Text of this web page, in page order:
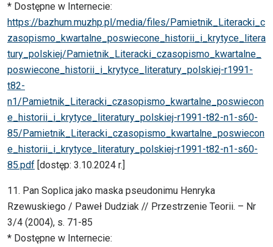
* Dostępne w Internecie:
https://bazhum.muzhp.pl/media/files/Pamietnik_Literacki_c
zasopismo_kwartalne_poswiecone_historii_i_krytyce_litera
tury_polskiej/Pamietnik_Literacki_czasopismo_kwartalne_
poswiecone_historii_i_krytyce_literatury_polskiej-r1991-
t82-
n1/Pamietnik_Literacki_czasopismo_kwartalne_poswiecon
e_historii_i_krytyce_literatury_polskiej-r1991-t82-n1-s60-
85/Pamietnik_Literacki_czasopismo_kwartalne_poswiecon
e_historii_i_krytyce_literatury_polskiej-r1991-t82-n1-s60-
85.pdf [dostęp: 3.10.2024 r.]
11. Pan Soplica jako maska pseudonimu Henryka
Rzewuskiego / Paweł Dudziak // Przestrzenie Teorii. – Nr
3/4 (2004), s. 71-85
* Dostępne w Internecie: